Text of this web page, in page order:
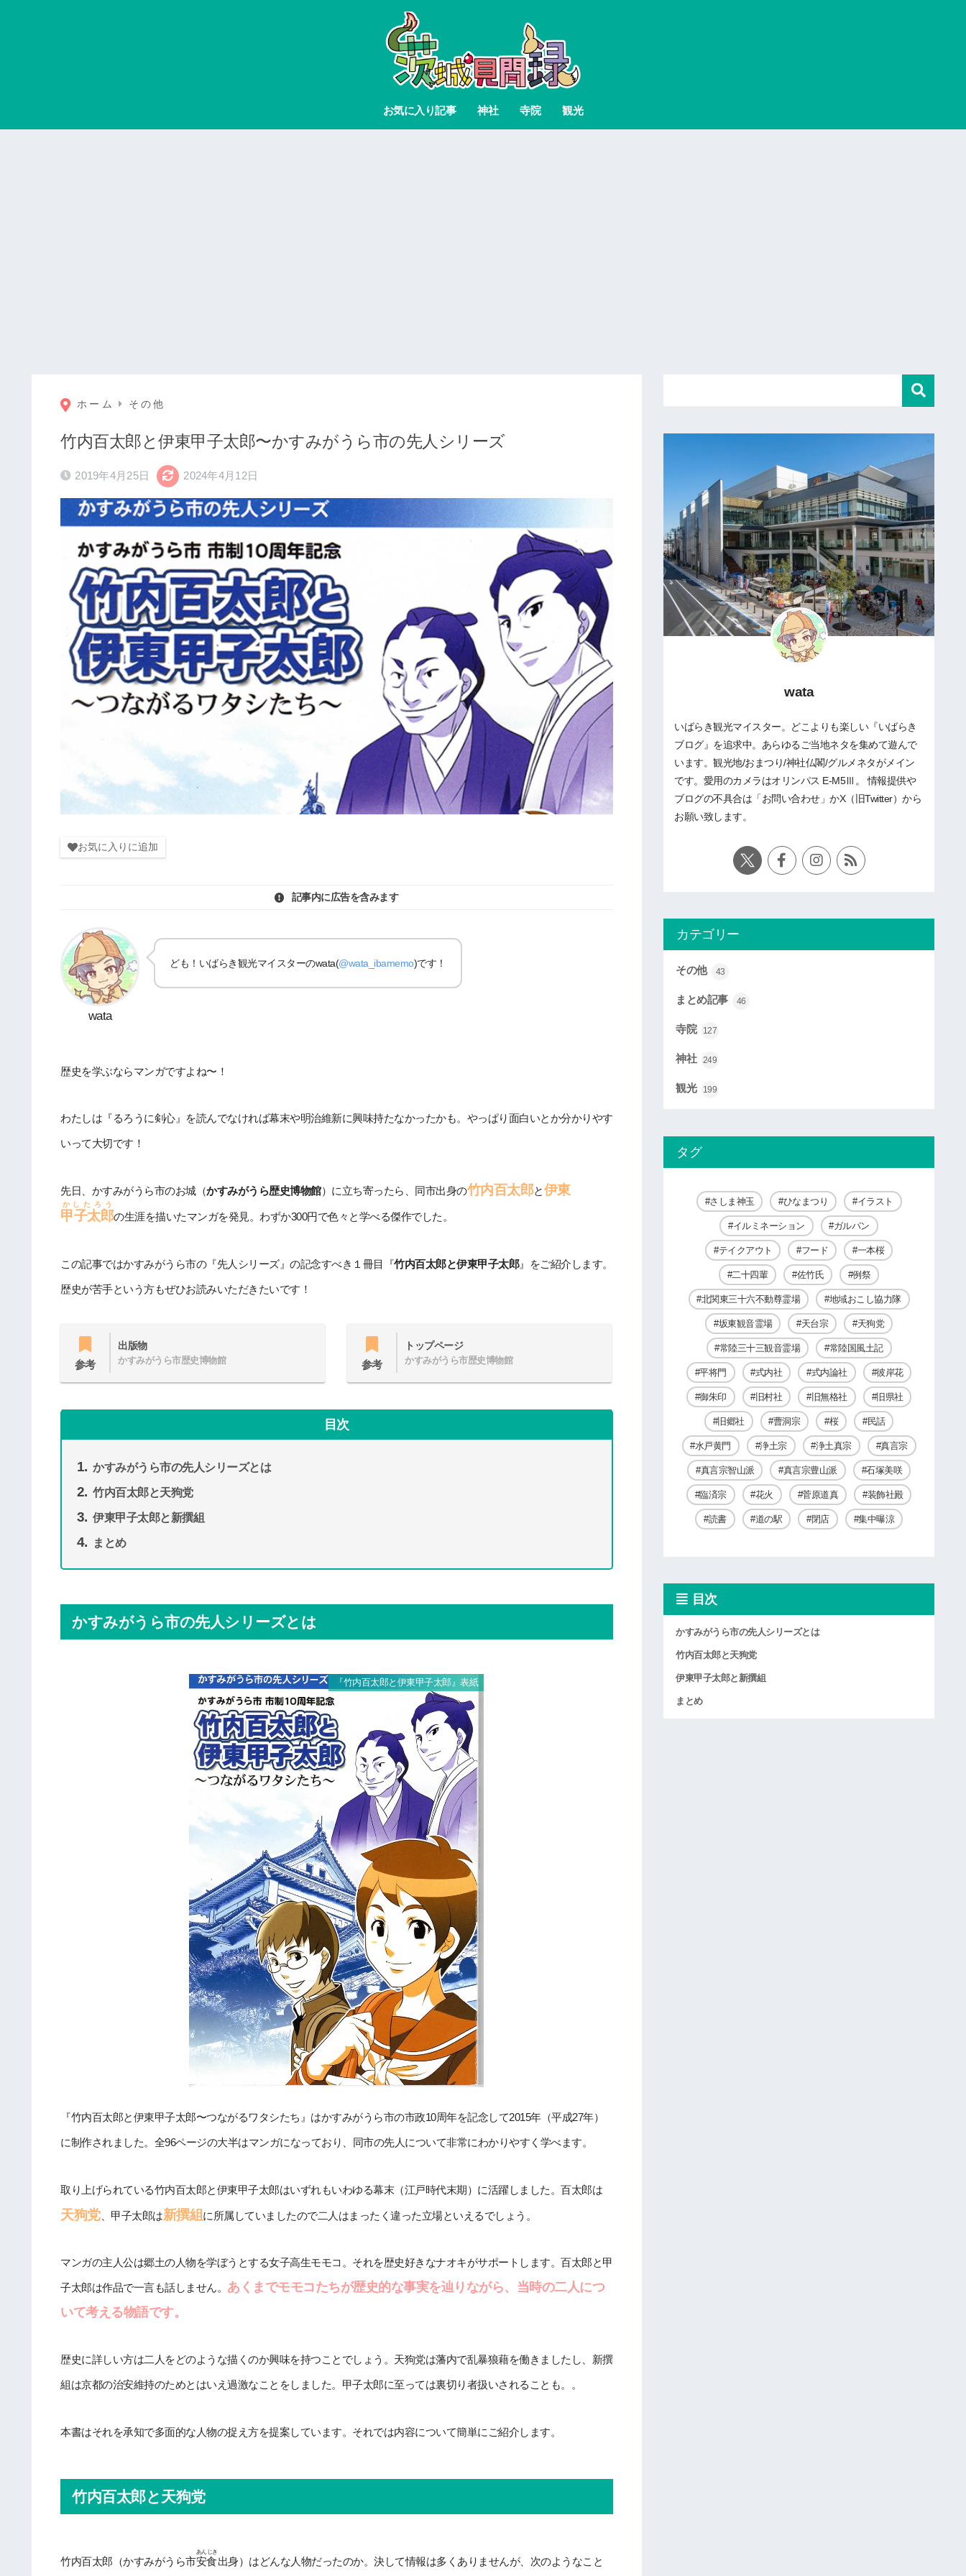
お気に入り記事 神社 寺院 観光
ホーム その他
竹内百太郎と伊東甲子太郎〜かすみがうら市の先人シリーズ
2019年4月25日 2024年4月12日
お気に入りに追加
記事内に広告を含みます
wata
ども！いばらき観光マイスターのwata(@wata_ibamemo)です！
歴史を学ぶならマンガですよね〜！
わたしは『るろうに剣心』を読んでなければ幕末や明治維新に興味持たなかったかも。やっぱり面白いとか分かりやす
いって大切です！
先日、かすみがうら市のお城（かすみがうら歴史博物館）に立ち寄ったら、同市出身の竹内百太郎と伊東
甲子太郎
かしたろう
の生涯を描いたマンガを発見。わずか300円で色々と学べる傑作でした。
この記事ではかすみがうら市の『先人シリーズ』の記念すべき１冊目『竹内百太郎と伊東甲子太郎』をご紹介します。
歴史が苦手という方もぜひお読みいただきたいです！
参考
出版物
かすみがうら市歴史博物館 参考
トップページ
かすみがうら市歴史博物館
目次
かすみがうら市の先人シリーズとは
竹内百太郎と天狗党
伊東甲子太郎と新撰組
まとめ
かすみがうら市の先人シリーズとは
『竹内百太郎と伊東甲子太郎』表紙
『竹内百太郎と伊東甲子太郎〜つながるワタシたち』はかすみがうら市の市政10周年を記念して2015年（平成27年）
に制作されました。全96ページの大半はマンガになっており、同市の先人について非常にわかりやすく学べます。
取り上げられている竹内百太郎と伊東甲子太郎はいずれもいわゆる幕末（江戸時代末期）に活躍しました。百太郎は
天狗党、甲子太郎は新撰組 に所属していましたので二人はまったく違った立場といえるでしょう。
マンガの主人公は郷土の人物を学ぼうとする女子高生モモコ。それを歴史好きなナオキがサポートします。百太郎と甲
子太郎は作品で一言も話しません。 あくまでモモコたちが歴史的な事実を辿りながら、当時の二人につ
いて考える物語です。
歴史に詳しい方は二人をどのような描くのか興味を持つことでしょう。天狗党は藩内で乱暴狼藉を働きましたし、新撰
組は京都の治安維持のためとはいえ過激なことをしました。甲子太郎に至っては裏切り者扱いされることも。。
本書はそれを承知で多面的な人物の捉え方を提案しています。それでは内容について簡単にご紹介します。
竹内百太郎と天狗党
竹内百太郎（かすみがうら市安食
あんじき
出身）はどんな人物だったのか。決して情報は多くありませんが、次のようなこと
wata
いばらき観光マイスター。どこよりも楽しい『いばらき
ブログ』を追求中。あらゆるご当地ネタを集めて遊んで
います。観光地/おまつり/神社仏閣/グルメネタがメイン
です。愛用のカメラはオリンパス E-M5Ⅲ。 情報提供や
ブログの不具合は「お問い合わせ」かX（旧Twitter）から
お願い致します。
カテゴリー
その他 43
まとめ記事 46
寺院 127
神社 249
観光 199
タグ
さしま神玉 ひなまつり イラスト
イルミネーション ガルパン
テイクアウト フード 一本桜
二十四輩 佐竹氏 例祭
北関東三十六不動尊霊場 地域おこし協力隊
坂東観音霊場 天台宗 天狗党
常陸三十三観音霊場 常陸国風土記
平将門 式内社 式内論社 彼岸花
御朱印 旧村社 旧無格社 旧県社
旧郷社 曹洞宗 桜 民話
水戸黄門 浄土宗 浄土真宗 真言宗
真言宗智山派 真言宗豊山派 石塚美咲
臨済宗 花火 菅原道真 装飾社殿
読書 道の駅 閉店 集中曝涼
目次
かすみがうら市の先人シリーズとは
竹内百太郎と天狗党
伊東甲子太郎と新撰組
まとめ